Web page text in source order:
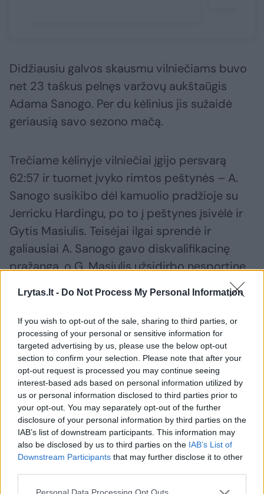
Lrytas.lt - Do Not Process My Personal Information
If you wish to opt-out of the sale, sharing to third parties, or
processing of your personal or sensitive information for
targeted advertising by us, please use the below opt-out
section to confirm your selection. Please note that after your
opt-out request is processed you may continue seeing
interest-based ads based on personal information utilized by
us or personal information disclosed to third parties prior to
your opt-out. You may separately opt-out of the further
disclosure of your personal information by third parties on the
IAB’s list of downstream participants. This information may
also be disclosed by us to third parties on the IAB’s List of
Downstream Participants that may further disclose it to other
Didžiausiu galvos skausmu vilniečiams buvo
net 23 taškus pelnęs varžovų aukštaūgis
Adama Sanogo. Per du kėlinius jis sužaidė
geriausią savo sezono mačą.
Trečiame kėlinyje vilniečiai įgijo persvarą
62:57 ir tuomet įvyko rimtos peštynės – A.
Sanogo susikibo dėl kamuolio pradžioje su
Jerricku Hardingu, po to į peštynes įsivėlė ir
Gytis Masiulis. Teisėjai ilgai sprendė ir
galiausiai A. Sanogo gavo diskvalifikacinę
pražangą, o G. Masiulis užsidirbo nesportinę.
taškus, „Hapoel' sugebėjo prisivyti 61:62,
tačiau vilniečiai ir vėl spurtavo 67:61, 70:63.
Prieš lemiamą kėlinį Giedriaus Žibėno
kariauna pirmavo 82:73.